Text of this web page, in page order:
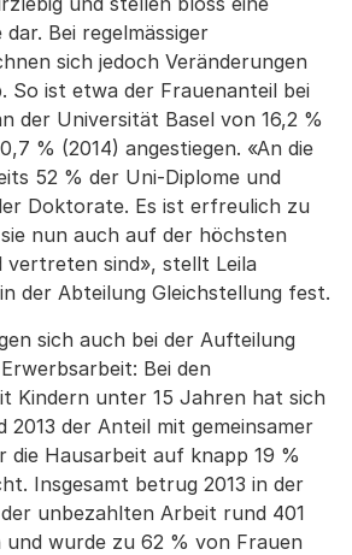
Bei regelmässiger
sich jedoch Veränderungen
So ist etwa der Frauenanteil bei
der Universität Basel von 16,2 %
% (2014) angestiegen. «An die
52 % der Uni-Diplome und
Doktorate. Es ist erfreulich zu
nun auch auf der höchsten
vertreten sind», stellt Leila
der Abteilung Gleichstellung fest.
sich auch bei der Aufteilung
Bei den
Kindern unter 15 Jahren hat sich
2013 der Anteil mit gemeinsamer
Hausarbeit auf knapp 19 %
Insgesamt betrug 2013 in der
unbezahlten Arbeit rund 401
und wurde zu 62 % von Frauen